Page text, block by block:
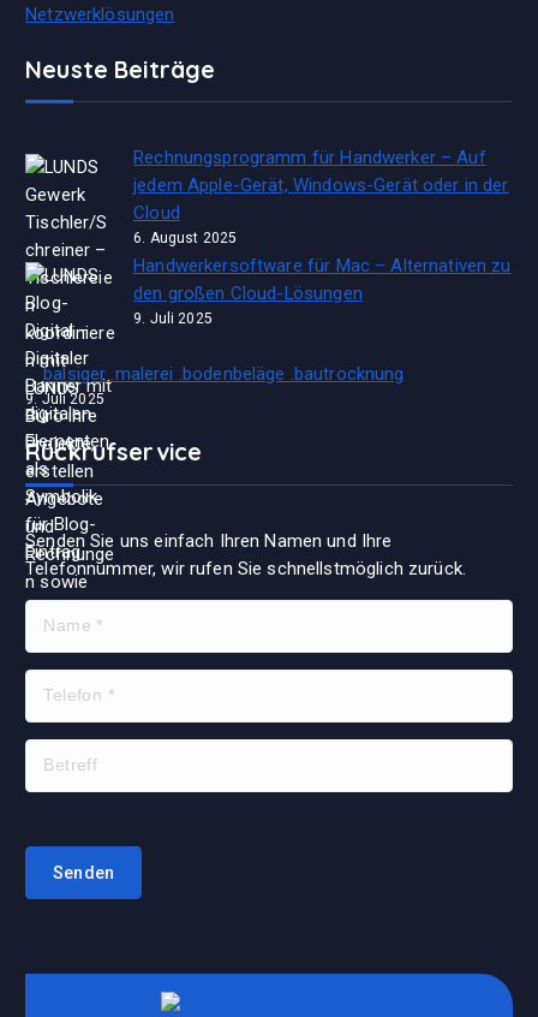
Netzwerklösungen
Neuste Beiträge
Rechnungsprogramm für Handwerker – Auf
jedem Apple-Gerät, Windows-Gerät oder in der
Cloud
6. August 2025
Handwerkersoftware für Mac – Alternativen zu
den großen Cloud-Lösungen
9. Juli 2025
balsiger .malerei .bodenbeläge .bautrocknung
9. Juli 2025
Rückrufservice
Senden Sie uns einfach Ihren Namen und Ihre
Telefonnummer, wir rufen Sie schnellstmöglich zurück.